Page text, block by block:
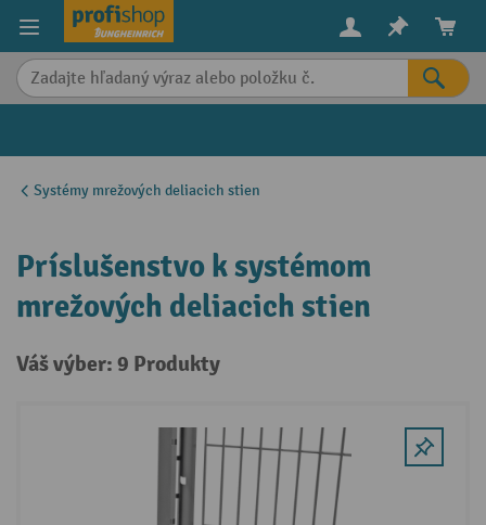
content
Systémy mrežových deliacich stien
Príslušenstvo k systémom
mrežových deliacich stien
Váš výber: 9 Produkty